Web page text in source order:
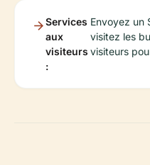
Services
aux
visiteurs
:
Envoyez un
visitez les
visiteurs